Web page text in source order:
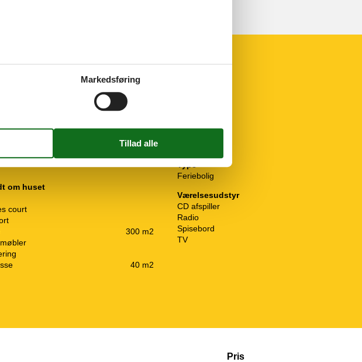
Filter, puder
om huset
court
300 m2
40 m2
Type
Feriebolig
Værelsesudstyr
CD afspiller
Radio
Spisebord
TV
Pris
Markedsføring